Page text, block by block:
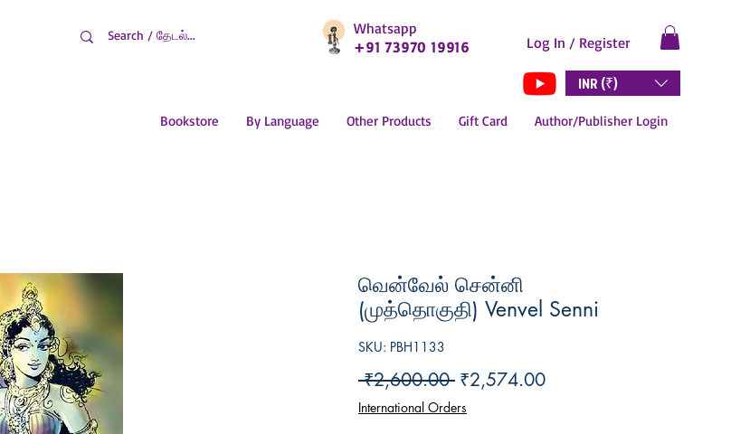
Whatsapp
+91 73970 19916
Log In / Register
INR (₹)
Bookstore By Language Other Products Gift Card Author/Publisher Login
வென்வேல் சென்னி
(முத்தொகுதி) Venvel Senni
SKU: PBH1133
₹2,600.00 Regular
Price
₹2,574.00Sale
International Orders